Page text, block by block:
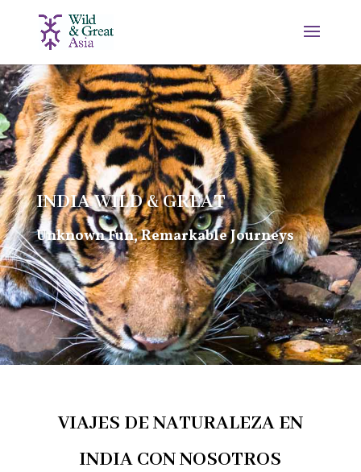
INDIA WILD & GREAT
Unknown Fun, Remarkable Journeys
VIAJES DE NATURALEZA EN
INDIA CON NOSOTROS